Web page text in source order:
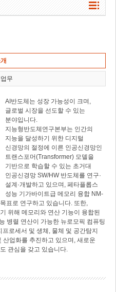
무
AI반도체는 성장 가능성이 크며,
글로벌 시장을 선도할 수 있는
분야입니다.
지능형반도체연구본부는 인간의
지능을 달성하기 위한 디지털
신경망의 절정에 이른 인공신경망인
트랜스포머(Transformer) 모델을
기반으로 학습할 수 있는 초거대
인공신경망 SW/HW 반도체를 연구·
설계·개발하고 있으며, 페타플롭스
성능 기가바이트급 메모리 융합 NM-
표로 연구하고 있습니다. 또한,
위해 메모리와 연산 기능이 융합된
병렬 연산이 가능한 뉴로모픽 컴퓨팅
로세서 및 생체, 물체 및 공간탐지
업화를 추진하고 있으며, 새로운
관심을 갖고 있습니다.